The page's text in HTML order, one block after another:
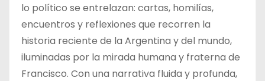
lo político se entrelazan: cartas, homilías,
encuentros y reflexiones que recorren la
historia reciente de la Argentina y del mundo,
iluminadas por la mirada humana y fraterna de
Francisco. Con una narrativa fluida y profunda,